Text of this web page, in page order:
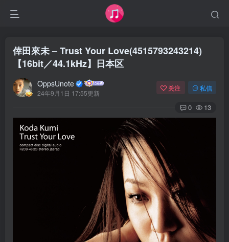
倖田來未 – Trust Your Love(4515793243214)
【16bit／44.1kHz】日本区
OppsUnote
24年9月1日 17:55更新
关注 私信
0 13